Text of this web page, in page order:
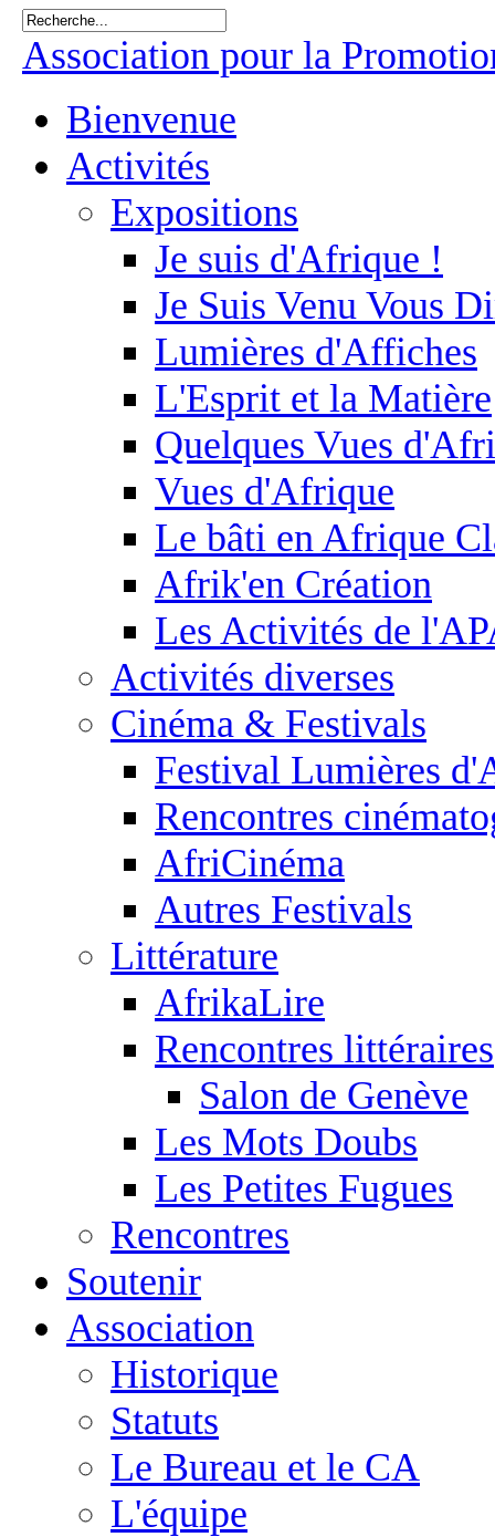
Association pour la
Bienvenue
Activités
Expositions
Je suis d'Afrique !
Je Suis Venu Vous
Lumières d'Affiches
L'Esprit et la Matière
Quelques Vues
Vues d'Afrique
Le bâti en Afrique
Afrik'en Création
Les Activités de
Activités diverses
Cinéma & Festivals
Festival Lumières
Rencontres
AfriCinéma
Autres Festivals
Littérature
AfrikaLire
Rencontres littéraires
Salon de Genève
Les Mots Doubs
Les Petites Fugues
Rencontres
Soutenir
Association
Historique
Statuts
Le Bureau et le CA
L'équipe